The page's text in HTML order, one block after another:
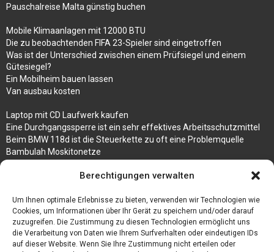
Berechtigungen verwalten
Um Ihnen optimale Erlebnisse zu bieten, verwenden wir Technologien wie
Cookies, um Informationen über Ihr Gerät zu speichern und/oder darauf
zuzugreifen. Die Zustimmung zu diesen Technologien ermöglicht uns
die Verarbeitung von Daten wie Ihrem Surfverhalten oder eindeutigen IDs
auf dieser Website. Wenn Sie Ihre Zustimmung nicht erteilen oder
Pauschalreise Malta günstig buchen
Mobile Klimaanlagen mit 12000 BTU
Die zu beobachtenden FIFA 23-Spieler sind eingetroffen
Was ist der Unterschied zwischen einem Prüfsiegel und einem
Gütesiegel?
Ein Mobilheim bauen lassen
Van ausbau kosten
Laptop mit CD Laufwerk kaufen
Eine Durchgangssperre ist ein sehr effektives Arbeitsschutzmittel
Beim BMW 118d ist die Steuerkette zu oft eine Problemquelle
Bambulah Moskitonetze
Test Toilettensitz – Helfen Sie Ihren Senioren
Personalhandbuch
10 Tipps um einen guten Eindruck zu machen
Sahnemaschine